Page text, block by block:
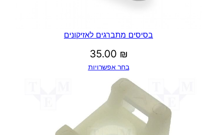
בסיסים מתברגים לאזיקונים
35.00 ₪
בחר אפשרויות